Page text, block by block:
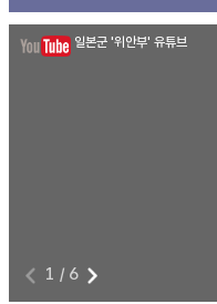
일본군 '위안부' 유튜브
1 / 6